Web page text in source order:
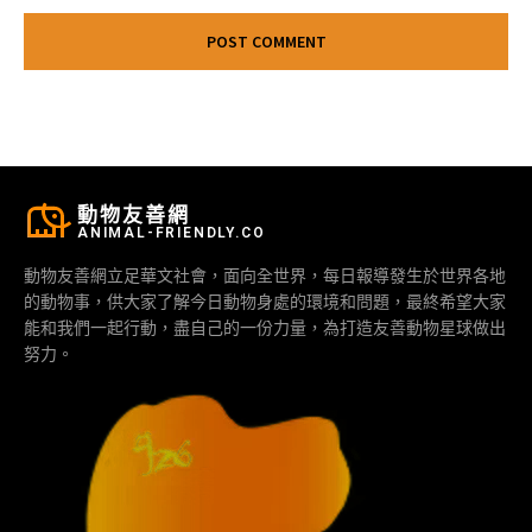
動物友善網
ANIMAL-FRIENDLY.CO
動物友善網立足華文社會，面向全世界，每日報導發生於世界各地
的動物事，供大家了解今日動物身處的環境和問題，最終希望大家
能和我們一起行動，盡自己的一份力量，為打造友善動物星球做出
努力。